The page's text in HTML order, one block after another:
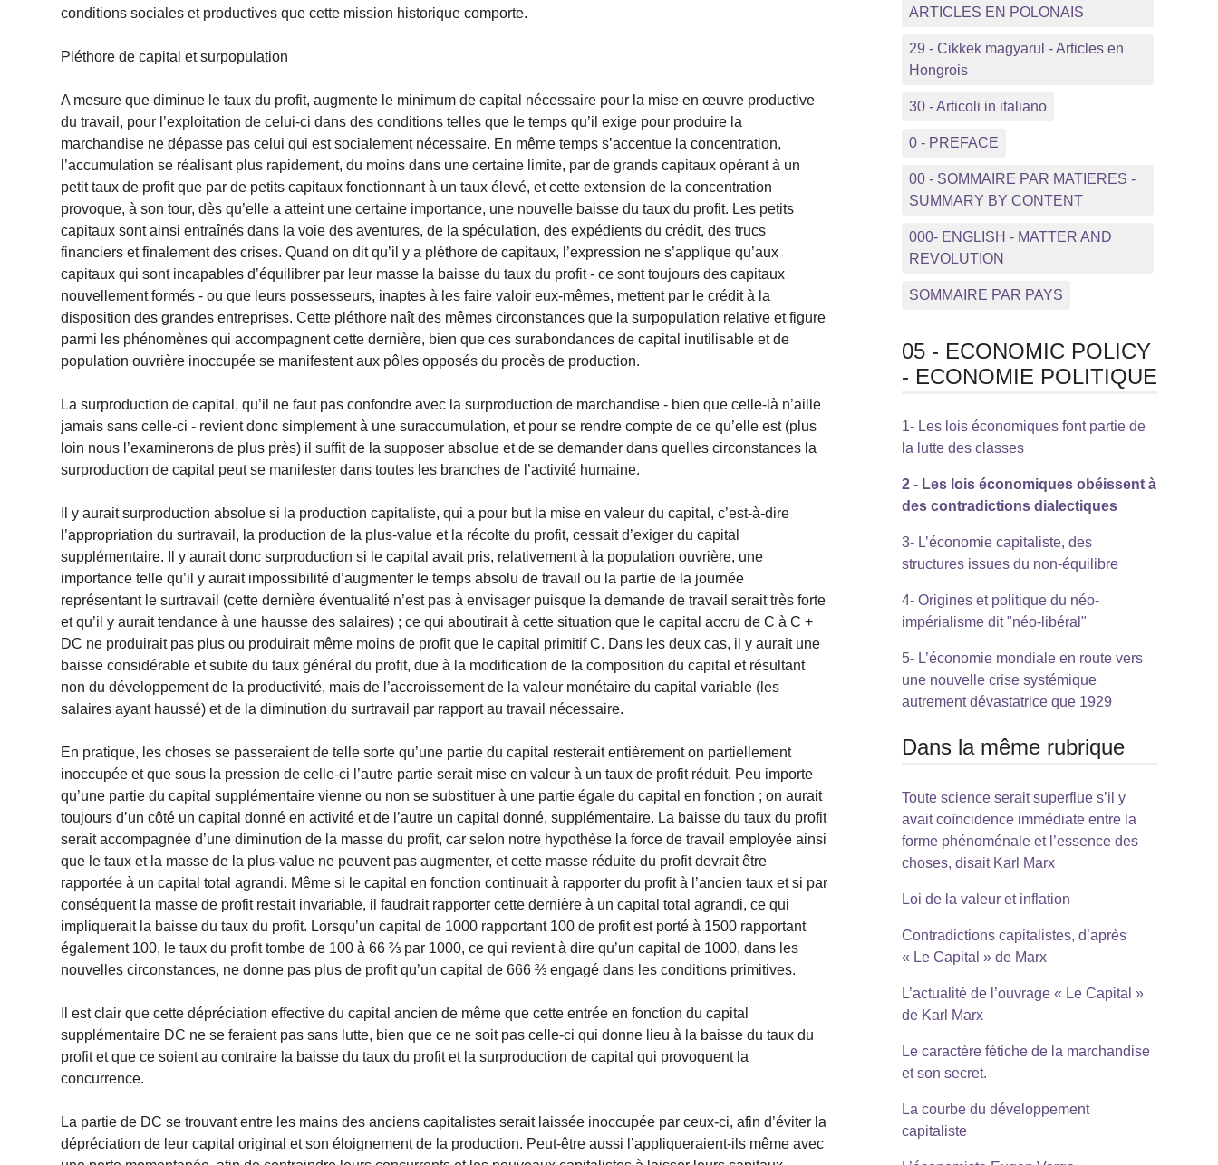
conditions sociales et productives que cette mission historique comporte.
Pléthore de capital et surpopulation
A mesure que diminue le taux du profit, augmente le minimum de capital nécessaire pour la mise en œuvre productive
du travail, pour l’exploitation de celui-ci dans des conditions telles que le temps qu’il exige pour produire la
marchandise ne dépasse pas celui qui est socialement nécessaire. En même temps s’accentue la concentration,
l’accumulation se réalisant plus rapidement, du moins dans une certaine limite, par de grands capitaux opérant à un
petit taux de profit que par de petits capitaux fonctionnant à un taux élevé, et cette extension de la concentration
provoque, à son tour, dès qu’elle a atteint une certaine importance, une nouvelle baisse du taux du profit. Les petits
capitaux sont ainsi entraînés dans la voie des aventures, de la spéculation, des expédients du crédit, des trucs
financiers et finalement des crises. Quand on dit qu’il y a pléthore de capitaux, l’expression ne s’applique qu’aux
capitaux qui sont incapables d’équilibrer par leur masse la baisse du taux du profit - ce sont toujours des capitaux
nouvellement formés - ou que leurs possesseurs, inaptes à les faire valoir eux-mêmes, mettent par le crédit à la
disposition des grandes entreprises. Cette pléthore naît des mêmes circonstances que la surpopulation relative et figure
parmi les phénomènes qui accompagnent cette dernière, bien que ces surabondances de capital inutilisable et de
population ouvrière inoccupée se manifestent aux pôles opposés du procès de production.
La surproduction de capital, qu’il ne faut pas confondre avec la surproduction de marchandise - bien que celle-là n’aille
jamais sans celle-ci - revient donc simplement à une suraccumulation, et pour se rendre compte de ce qu’elle est (plus
loin nous l’examinerons de plus près) il suffit de la supposer absolue et de se demander dans quelles circonstances la
surproduction de capital peut se manifester dans toutes les branches de l’activité humaine.
Il y aurait surproduction absolue si la production capitaliste, qui a pour but la mise en valeur du capital, c’est-à-dire
l’appropriation du surtravail, la production de la plus-value et la récolte du profit, cessait d’exiger du capital
supplémentaire. Il y aurait donc surproduction si le capital avait pris, relativement à la population ouvrière, une
importance telle qu’il y aurait impossibilité d’augmenter le temps absolu de travail ou la partie de la journée
représentant le surtravail (cette dernière éventualité n’est pas à envisager puisque la demande de travail serait très forte
et qu’il y aurait tendance à une hausse des salaires) ; ce qui aboutirait à cette situation que le capital accru de C à C +
DC ne produirait pas plus ou produirait même moins de profit que le capital primitif C. Dans les deux cas, il y aurait une
baisse considérable et subite du taux général du profit, due à la modification de la composition du capital et résultant
non du développement de la productivité, mais de l’accroissement de la valeur monétaire du capital variable (les
salaires ayant haussé) et de la diminution du surtravail par rapport au travail nécessaire.
En pratique, les choses se passeraient de telle sorte qu’une partie du capital resterait entièrement on partiellement
inoccupée et que sous la pression de celle-ci l’autre partie serait mise en valeur à un taux de profit réduit. Peu importe
qu’une partie du capital supplémentaire vienne ou non se substituer à une partie égale du capital en fonction ; on aurait
toujours d’un côté un capital donné en activité et de l’autre un capital donné, supplémentaire. La baisse du taux du profit
serait accompagnée d’une diminution de la masse du profit, car selon notre hypothèse la force de travail employée ainsi
que le taux et la masse de la plus-value ne peuvent pas augmenter, et cette masse réduite du profit devrait être
rapportée à un capital total agrandi. Même si le capital en fonction continuait à rapporter du profit à l’ancien taux et si par
conséquent la masse de profit restait invariable, il faudrait rapporter cette dernière à un capital total agrandi, ce qui
impliquerait la baisse du taux du profit. Lorsqu’un capital de 1000 rapportant 100 de profit est porté à 1500 rapportant
également 100, le taux du profit tombe de 100 à 66 ⅔ par 1000, ce qui revient à dire qu’un capital de 1000, dans les
nouvelles circonstances, ne donne pas plus de profit qu’un capital de 666 ⅔ engagé dans les conditions primitives.
Il est clair que cette dépréciation effective du capital ancien de même que cette entrée en fonction du capital
supplémentaire DC ne se feraient pas sans lutte, bien que ce ne soit pas celle-ci qui donne lieu à la baisse du taux du
profit et que ce soient au contraire la baisse du taux du profit et la surproduction de capital qui provoquent la
concurrence.
La partie de DC se trouvant entre les mains des anciens capitalistes serait laissée inoccupée par ceux-ci, afin d’éviter la
dépréciation de leur capital original et son éloignement de la production. Peut-être aussi l’appliqueraient-ils même avec
ARTICLES EN POLONAIS
29 - Cikkek magyarul - Articles en
Hongrois
30 - Articoli in italiano
0 - PREFACE
00 - SOMMAIRE PAR MATIERES -
SUMMARY BY CONTENT
000- ENGLISH - MATTER AND
REVOLUTION
SOMMAIRE PAR PAYS
05 - ECONOMIC POLICY
- ECONOMIE POLITIQUE
1- Les lois économiques font partie de
la lutte des classes
2 - Les lois économiques obéissent à
des contradictions dialectiques
3- L’économie capitaliste, des
structures issues du non-équilibre
4- Origines et politique du néo-
impérialisme dit "néo-libéral"
5- L’économie mondiale en route vers
une nouvelle crise systémique
autrement dévastatrice que 1929
Dans la même rubrique
Toute science serait superflue s’il y
avait coïncidence immédiate entre la
forme phénoménale et l’essence des
choses, disait Karl Marx
Loi de la valeur et inflation
Contradictions capitalistes, d’après
« Le Capital » de Marx
L’actualité de l’ouvrage « Le Capital »
de Karl Marx
Le caractère fétiche de la marchandise
et son secret.
La courbe du développement
capitaliste